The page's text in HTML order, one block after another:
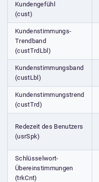
Kundengefühl
(cust)
Kundenstimmungs-
Trendband
(custTrdLbl)
Kundenstimmungsband
(custLbl)
Kundenstimmungstrend
(custTrd)
Redezeit des Benutzers
(usrSpk)
Schlüsselwort-
Übereinstimmungen
(trkCnt)